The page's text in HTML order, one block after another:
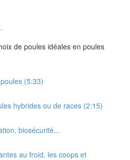
de poules idéales en poules
(5:33)
hybrides ou de races (2:15)
biosécurité...
au froid, les coops et